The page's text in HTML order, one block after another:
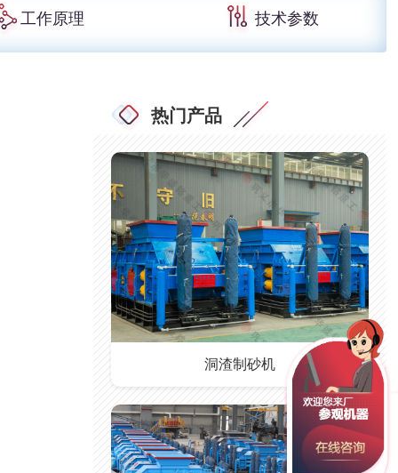
工作原理 技术参数
热门产品
洞渣制砂机